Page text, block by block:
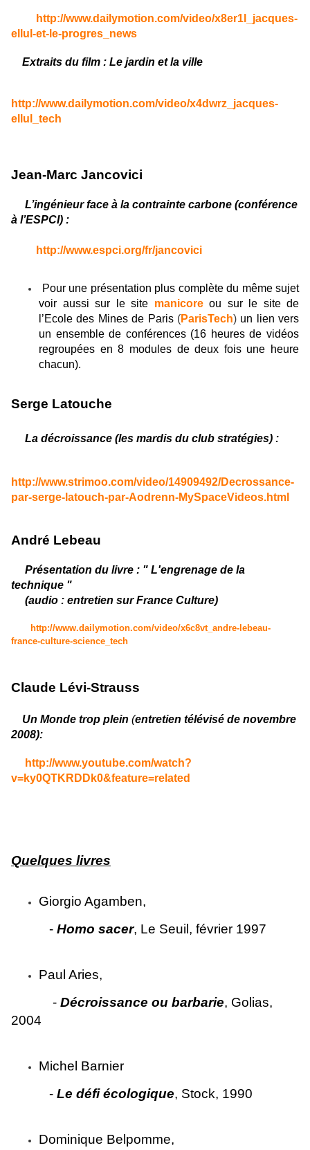
http://www.dailymotion.com/video/x8er1l_jacques-
ellul-et-le-progres_news
Extraits du film : Le jardin et la ville
http://www.dailymotion.com/video/x4dwrz_jacques-
ellul_tech
Jean-Marc Jancovici
L’ingénieur face à la contrainte carbone (conférence
à l’ESPCI) :
http://www.espci.org/fr/jancovici
Pour une présentation plus complète du même sujet
voir aussi sur le site manicore ou sur le site de
l’Ecole des Mines de Paris(ParisTech) un lien vers
un ensemble de conférences (16 heures de vidéos
regroupées en 8 modules de deux fois une heure
chacun).
Serge Latouche
La décroissance (les mardis du club stratégies) :
http://www.strimoo.com/video/14909492/Decrossance-
par-serge-latouch-par-Aodrenn-MySpaceVideos.html
André Lebeau
Présentation du livre : " L'engrenage de la
technique "
(audio : entretien sur France Culture)
http://www.dailymotion.com/video/x6c8vt_andre-lebeau-
france-culture-science_tech
Claude Lévi-Strauss
Un Monde trop plein (entretien télévisé de novembre
2008):
http://www.youtube.com/watch?
v=ky0QTKRDDk0&feature=related
Quelques livres
Giorgio Agamben,
- Homo sacer, Le Seuil, février 1997
Paul Aries,
- Décroissance ou barbarie, Golias,
2004
Michel Barnier
- Le défi écologique, Stock, 1990
Dominique Belpomme,